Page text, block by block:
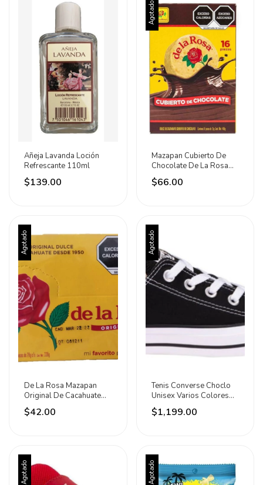
Añeja Lavanda Loción
Refrescante 110ml
$139.00
Agotado
Mazapan Cubierto De
Chocolate De La Rosa
16pz 25g Neto 400g
$66.00
Agotado
De La Rosa Mazapan
Original De Cacahuate
12 Pz 28g Neto 336g
$42.00
Agotado
Tenis Converse Choclo
Unisex Varios Colores
M9166c
$1,199.00
Agotado Agotado